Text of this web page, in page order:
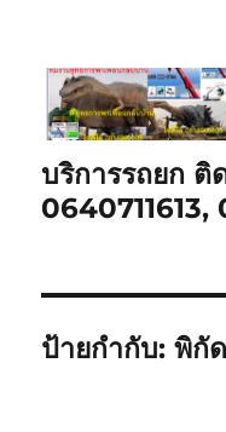
บริการรถยก
ป้ายกำกับ:พิกั